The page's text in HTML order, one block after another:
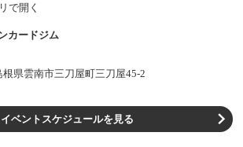
で開く
カードジム
根県雲南市三刀屋町三刀屋45-2
イベントスケジュールを見る